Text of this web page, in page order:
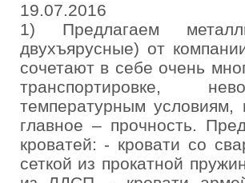
19.07.2016
1) Предлагаем
двухъярусные) от
сочетают в себе очень
транспортировке,
температурным
главное – прочность.
кроватей: - кровати со
сеткой из прокатной